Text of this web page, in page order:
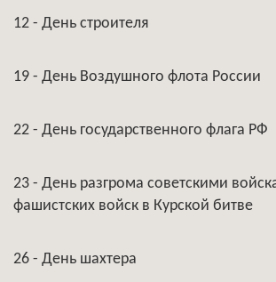
12 - День строителя
19 - День Воздушного флота России
22 - День государственного флага РФ
23 - День разгрома советскими
фашистских войск в Курской битве
26 - День шахтера